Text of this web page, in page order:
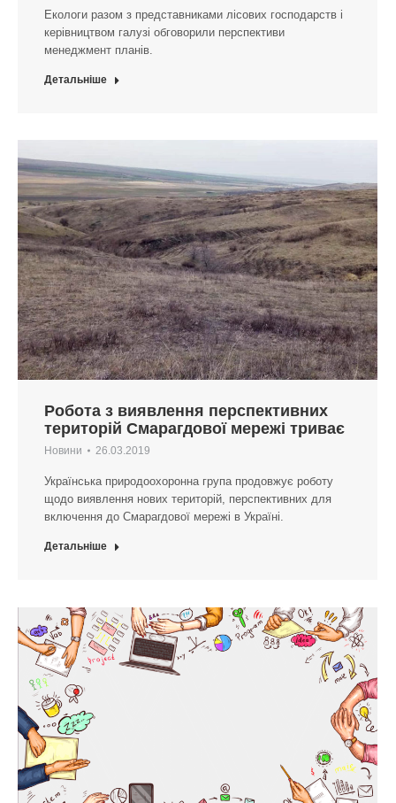
Екологи разом з представниками лісових господарств і
керівництвом галузі обговорили перспективи
менеджмент планів.
Детальніше
Робота з виявлення перспективних
територій Смарагдової мережі триває
Новини 26.03.2019
Українська природоохоронна група продовжує роботу
щодо виявлення нових територій, перспективних для
включення до Смарагдової мережі в Україні.
Детальніше